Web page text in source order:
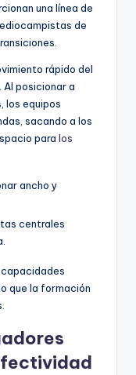
una línea de
de
rápido del
Al posicionar a
los equipos
sacando a los
para los
ancho y
centrales
que la formación